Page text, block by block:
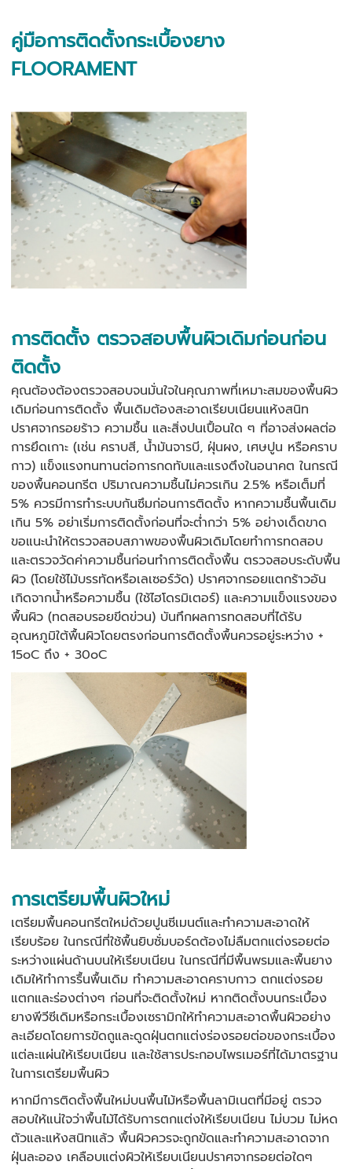
คู่มือการติดตั้งกระเบื้องยาง
FLOORAMENT
การติดตั้ง ตรวจสอบพื้นผิวเดิมก่อนก่อน
ติดตั้ง
คุณต้องต้องตรวจสอบจนมั่นใจในคุณภาพที่เหมาะสมของพื้นผิว
เดิมก่อนการติดตั้ง พื้นเดิมต้องสะอาดเรียบเนียนแห้งสนิท
ปราศจากรอยร้าว ความชื้น และสิ่งปนเปื้อนใด ๆ ที่อาจส่งผลต่อ
การยึดเกาะ (เช่น คราบสี, น้ำมันจารบี, ฝุ่นผง, เศษปูน หรือคราบ
กาว) แข็งแรงทนทานต่อการกดทับและแรงตึงในอนาคต ในกรณี
ของพื้นคอนกรีต ปริมาณความชื้นไม่ควรเกิน 2.5% หรือเต็มที่
5% ควรมีการทำระบบกันซึมก่อนการติดตั้ง หากความชื้นพื้นเดิม
เกิน 5% อย่าเริ่มการติดตั้งก่อนที่จะต่ำกว่า 5% อย่างเด็ดขาด
ขอแนะนำให้ตรวจสอบสภาพของพื้นผิวเดิมโดยทำการทดสอบ
และตรวจวัดค่าความชื้นก่อนทำการติดตั้งพื้น ตรวจสอบระดับพื้น
ผิว (โดยใช้ไม้บรรทัดหรือเลเซอร์วัด) ปราศจากรอยแตกร้าวอัน
เกิดจากน้ำหรือความชื้น (ใช้ไฮโดรมิเตอร์) และความแข็งแรงของ
พื้นผิว (ทดสอบรอยขีดข่วน) บันทึกผลการทดสอบที่ได้รับ
อุณหภูมิใต้พื้นผิวโดยตรงก่อนการติดตั้งพื้นควรอยู่ระหว่าง +
15oC ถึง + 30oC
การเตรียมพื้นผิวใหม่
เตรียมพื้นคอนกรีตใหม่ด้วยปูนซีเมนต์และทำความสะอาดให้
เรียบร้อย ในกรณีที่ใช้พื้นยิบซั่มบอร์ดต้องไม่ลืมตกแต่งรอยต่อ
ระหว่างแผ่นด้านบนให้เรียบเนียน ในกรณีที่มีพื้นพรมและพื้นยาง
เดิมให้ทำการรื้นพื้นเดิม ทำความสะอาดคราบกาว ตกแต่งรอย
แตกและร่องต่างๆ ก่อนที่จะติดตั้งใหม่ หากติดตั้งบนกระเบื้อง
ยางพีวีซีเดิมหรือกระเบื้องเซรามิกให้ทำความสะอาดพื้นผิวอย่าง
ละเอียดโดยการขัดถูและดูดฝุ่นตกแต่งร่องรอยต่อของกระเบื้อง
แต่ละแผ่นให้เรียบเนียน และใช้สารประกอบไพรเมอร์ที่ได้มาตรฐาน
ในการเตรียมพื้นผิว
หากมีการติดตั้งพื้นใหม่บนพื้นไม้หรือพื้นลามิเนตที่มีอยู่ ตรวจ
สอบให้แน่ใจว่าพื้นไม้ได้รับการตกแต่งให้เรียบเนียน ไม่บวม ไม่หด
ตัวและแห้งสนิทแล้ว พื้นผิวควรจะถูกขัดและทำความสะอาดจาก
ฝุ่นละออง เคลือบแต่งผิวให้เรียบเนียนปราศจากรอยต่อใดๆ